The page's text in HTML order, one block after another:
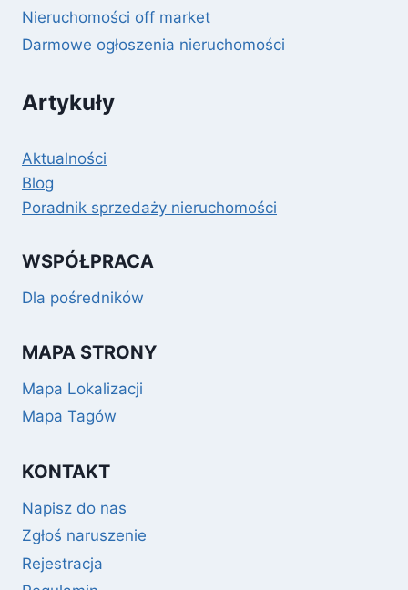
Nieruchomości off market
Darmowe ogłoszenia nieruchomości
Artykuły
Aktualności
Blog
Poradnik sprzedaży nieruchomości
WSPÓŁPRACA
Dla pośredników
MAPA STRONY
Mapa Lokalizacji
Mapa Tagów
KONTAKT
Napisz do nas
Zgłoś naruszenie
Rejestracja